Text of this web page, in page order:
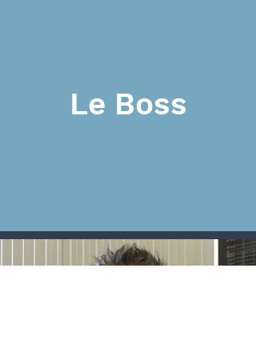
Le Boss